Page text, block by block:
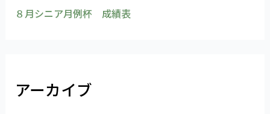
８月シニア月例杯 成績表
アーカイブ